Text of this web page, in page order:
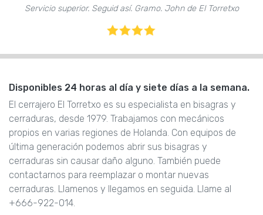
Servicio superior. Seguid así. Gramo. John de El Torretxo
Disponibles 24 horas al día y siete días a la semana.
El cerrajero El Torretxo es su especialista en bisagras y
cerraduras, desde 1979. Trabajamos con mecánicos
propios en varias regiones de Holanda. Con equipos de
última generación podemos abrir sus bisagras y
cerraduras sin causar daño alguno. También puede
contactarnos para reemplazar o montar nuevas
cerraduras. Llamenos y llegamos en seguida. Llame al
+666-922-014.